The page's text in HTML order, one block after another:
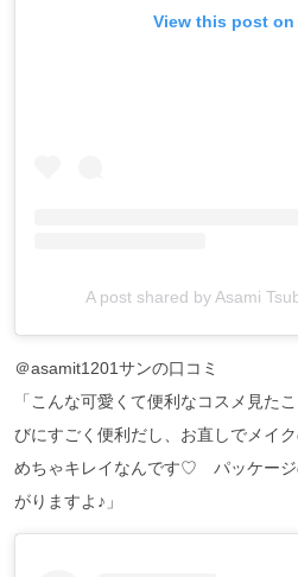
View this post on
A post shared by Asami
＠asamit1201サンの口コミ
「こんな可愛くて便利なコスメ見
びにすごく便利だし、お直しでメイ
めちゃキレイなんです♡ パッケージ
がりますよ♪」